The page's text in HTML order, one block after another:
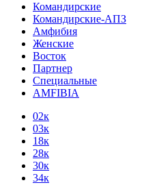
Командирские
Командирские-АПЗ
Амфибия
Женские
Восток
Партнер
Специальные
AMFIBIA
02к
03к
18к
28к
30к
34к